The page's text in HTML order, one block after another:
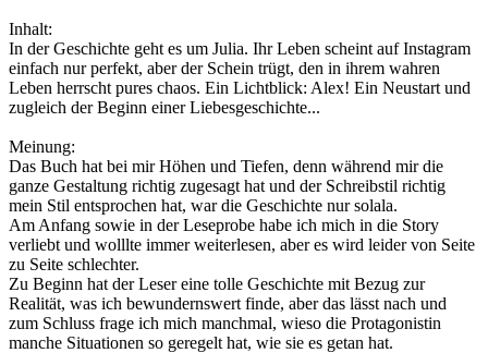
Inhalt:
In der Geschichte geht es um Julia. Ihr Leben scheint auf Instagram
einfach nur perfekt, aber der Schein trügt, den in ihrem wahren
Leben herrscht pures chaos. Ein Lichtblick: Alex! Ein Neustart und
zugleich der Beginn einer Liebesgeschichte...
Meinung:
Das Buch hat bei mir Höhen und Tiefen, denn während mir die
ganze Gestaltung richtig zugesagt hat und der Schreibstil richtig
mein Stil entsprochen hat, war die Geschichte nur solala.
Am Anfang sowie in der Leseprobe habe ich mich in die Story
verliebt und wolllte immer weiterlesen, aber es wird leider von Seite
zu Seite schlechter.
Zu Beginn hat der Leser eine tolle Geschichte mit Bezug zur
Realität, was ich bewundernswert finde, aber das lässt nach und
zum Schluss frage ich mich manchmal, wieso die Protagonistin
manche Situationen so geregelt hat, wie sie es getan hat.